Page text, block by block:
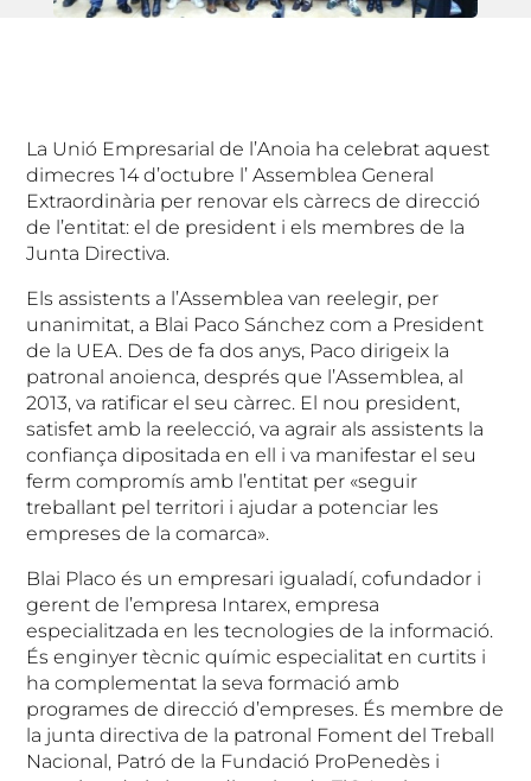
La Unió Empresarial de l’Anoia ha celebrat aquest
dimecres 14 d’octubre l’ Assemblea General
Extraordinària per renovar els càrrecs de direcció
de l’entitat: el de president i els membres de la
Junta Directiva.
Els assistents a l’Assemblea van reelegir, per
unanimitat, a Blai Paco Sánchez com a President
de la UEA. Des de fa dos anys, Paco dirigeix la
patronal anoienca, després que l’Assemblea, al
2013, va ratificar el seu càrrec. El nou president,
satisfet amb la reelecció, va agrair als assistents la
confiança dipositada en ell i va manifestar el seu
ferm compromís amb l’entitat per «seguir
treballant pel territori i ajudar a potenciar les
empreses de la comarca».
Blai Placo és un empresari igualadí, cofundador i
gerent de l’empresa Intarex, empresa
especialitzada en les tecnologies de la informació.
És enginyer tècnic químic especialitat en curtits i
ha complementat la seva formació amb
programes de direcció d’empreses. És membre de
la junta directiva de la patronal Foment del Treball
Nacional, Patró de la Fundació ProPenedès i